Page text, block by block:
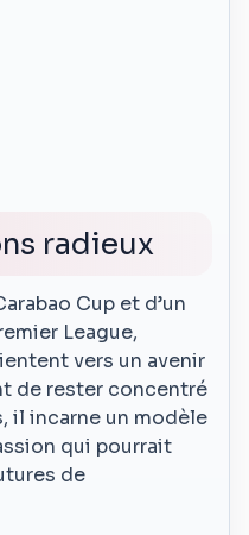
radieux
Cup et d’un
League,
vers un avenir
de rester concentré
il incarne un modèle
qui pourrait
de